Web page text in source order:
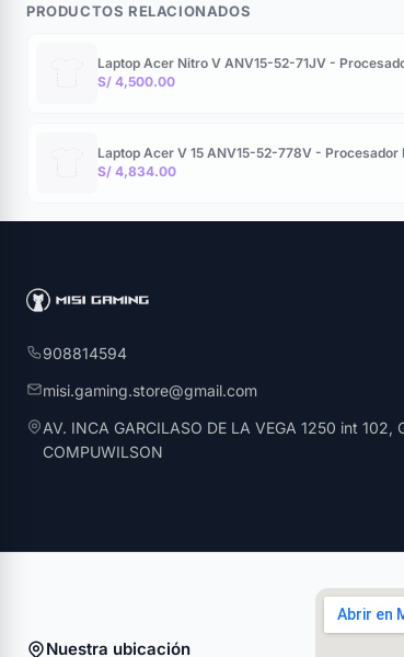
PRODUCTOS RELACIONADOS
Laptop Acer Nitro V ANV15-52-71JV -
S/ 4,500.00
Laptop Acer V 15 ANV15-52-778V -
S/ 4,834.00
908814594
misi.gaming.store@gmail.com
AV. INCA GARCILASO DE LA VEGA 1250 int 102,
COMPUWILSON
Nuestra ubicación